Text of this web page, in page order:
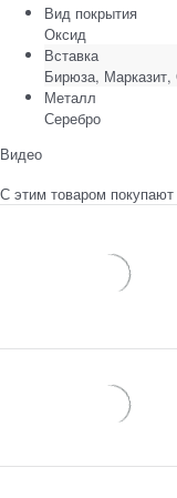
Вид покрытия
Оксид
Вставка
Бирюза,
Металл
Серебро
Видео
С этим товаром покупают